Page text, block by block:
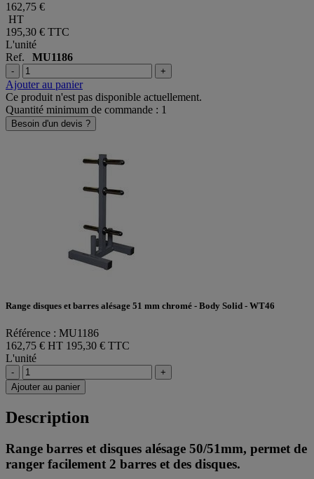
162,75 €
HT
195,30 € TTC
L'unité
Ref. MU1186
- +
Ajouter au panier
Ce produit n'est pas disponible actuellement.
Quantité minimum de commande : 1
Besoin d'un devis ?
Range disques et barres alésage 51 mm chromé - Body Solid - WT46
Référence : MU1186
162,75 € HT 195,30 € TTC
L'unité
-
+
Ajouter au panier
Description
Range barres et disques alésage 50/51mm, permet de
ranger facilement 2 barres et des disques.